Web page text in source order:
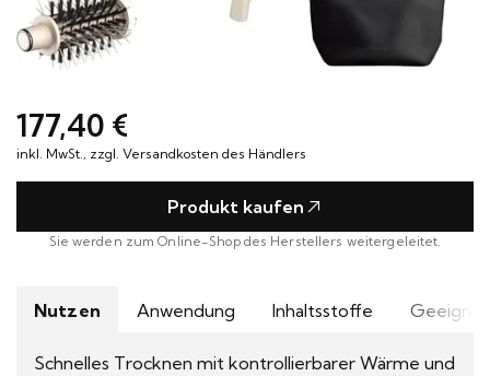
Nutzen Anwendung Inhaltsstoffe
Schnelles Trocknen mit kontrollierbarer Wärme und
177,40 €
inkl. MwSt., zzgl. Versandkosten des Händlers
Produkt kaufen
Sie werden zum Online-Shop des Herstellers weitergeleitet.